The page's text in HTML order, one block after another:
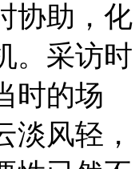
协助，化
。采访时
时的场
淡风轻，